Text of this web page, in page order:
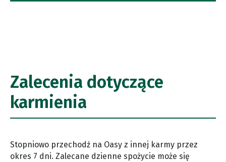
Zalecenia dotyczące
karmienia
Stopniowo przechodź na Oasy z innej karmy przez
okres 7 dni. Zalecane dzienne spożycie może się